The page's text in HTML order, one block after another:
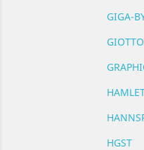
GIGA-
GIOTTO
HGST